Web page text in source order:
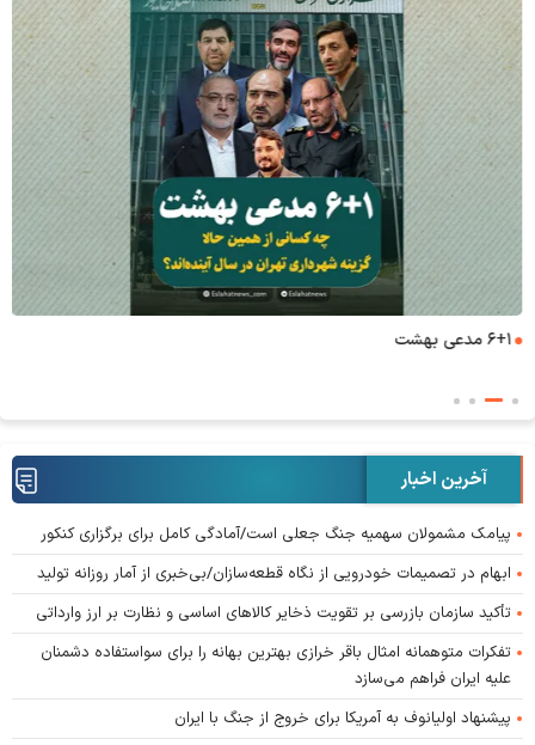
۶+۱ مدعی بهشت
آخرین اخبار
پیامک مشمولان سهمیه جنگ جعلی است/آمادگی کامل برای برگزاری کنکور
ابهام در تصمیمات خودرویی از نگاه قطعه‌سازان/بی‌خبری از آمار روزانه تولید
تأکید سازمان بازرسی بر تقویت ذخایر کالا‌های اساسی و نظارت بر ارز وارداتی
تفکرات متوهمانه امثال باقر خرازی بهترین بهانه را برای سواستفاده دشمنان
علیه ایران فراهم می‌سازد
پیشنهاد اولیانوف به آمریکا برای خروج از جنگ با ایران